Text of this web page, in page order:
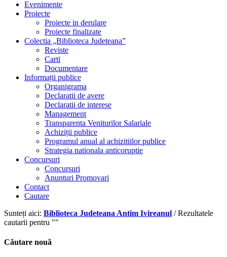
Evenimente
Proiecte
Proiecte in derulare
Proiecte finalizate
Colectia „Biblioteca Judeteana”
Reviste
Carti
Documentare
Informații publice
Organigrama
Declaratii de avere
Declaratii de interese
Management
Transparenta Veniturilor Salariale
Achiziții publice
Programul anual al achizitiilor publice
Strategia nationala anticoruptie
Concursuri
Concursuri
Anunturi Promovari
Contact
Cautare
Sunteți aici: Biblioteca Judeteana Antim Ivireanul / Rezultatele
cautarii pentru ""
Căutare nouă